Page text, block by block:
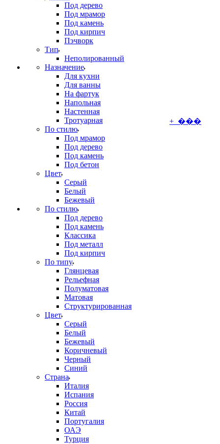
Под дерево
Под мрамор
Под камень
Под кирпич
Пэчворк
Тип
Неполированный
Назначение
Для кухни
Для ванны
На фартук
Напольная
Настенная
Тротуарная
По стилю
Под мрамор
Под дерево
Под камень
Под бетон
Цвет
Серый
Белый
Бежевый
По стилю
Под дерево
Под камень
Классика
Под металл
Под кирпич
По типу
Глянцевая
Рельефная
Полуматовая
Матовая
Структурированная
Цвет
Серый
Белый
Бежевый
Коричневый
Черный
Синий
Страна
Италия
Испания
Россия
Китай
Португалия
ОАЭ
Турция
+ ���